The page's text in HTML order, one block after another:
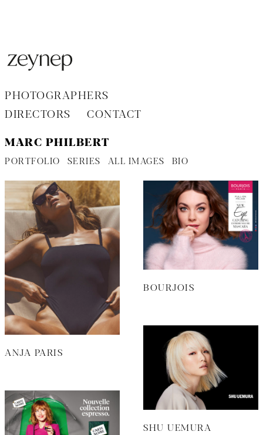
PHOTOGRAPHERS
DIRECTORS
CONTACT
MARC PHILBERT
PORTFOLIO SERIES ALL IMAGES BIO
ANJA PARIS
BOURJOIS
SHU UEMURA